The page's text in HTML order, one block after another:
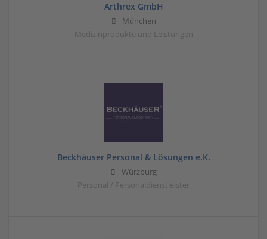
Arthrex GmbH
München
Medizinprodukte und Leistungen
Beckhäuser Personal & Lösungen e.K.
Würzburg
Personal / Personaldienstleister